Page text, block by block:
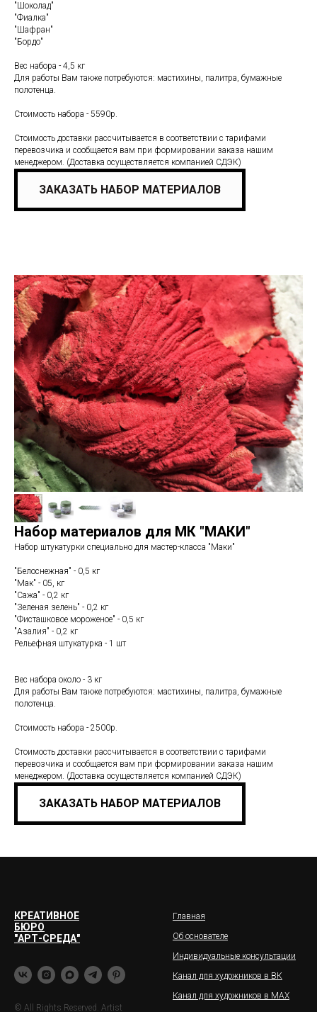
"Шоколад"
"Фиалка"
"Шафран"
"Бордо"
Вес набора - 4,5 кг
Для работы Вам также потребуются: мастихины, палитра, бумажные
полотенца.
Стоимость набора - 5590р.
Стоимость доставки рассчитывается в соответствии с тарифами
перевозчика и сообщается вам при формировании заказа нашим
менеджером. (Доставка осуществляется компанией СДЭК)
ЗАКАЗАТЬ НАБОР МАТЕРИАЛОВ
Набор материалов для МК "МАКИ"
Набор штукатурки специально для мастер-класса "Маки"
"Белоснежная" - 0,5 кг
"Мак" - 05, кг
"Сажа" - 0,2 кг
"Зеленая зелень" - 0,2 кг
"Фисташковое мороженое" - 0,5 кг
"Азалия" - 0,2 кг
Рельефная штукатурка - 1 шт
Вес набора около - 3 кг
Для работы Вам также потребуются: мастихины, палитра, бумажные
полотенца.
Стоимость набора - 2500р.
Стоимость доставки рассчитывается в соответствии с тарифами
перевозчика и сообщается вам при формировании заказа нашим
менеджером. (Доставка осуществляется компанией СДЭК)
ЗАКАЗАТЬ НАБОР МАТЕРИАЛОВ
КРЕАТИВНОЕ
БЮРО
"АРТ-СРЕДА"
© All Rights Reserved. Artist
Главная
Об основателе
Индивидуальные консультации
Канал для художников в ВК
Канал для художников в МАХ